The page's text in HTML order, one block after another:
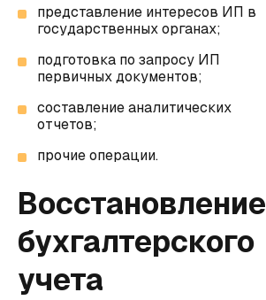
представление интересов ИП в
государственных органах;
подготовка по запросу ИП
первичных документов;
составление аналитических
отчетов;
прочие операции.
Восстановление
бухгалтерского
учета